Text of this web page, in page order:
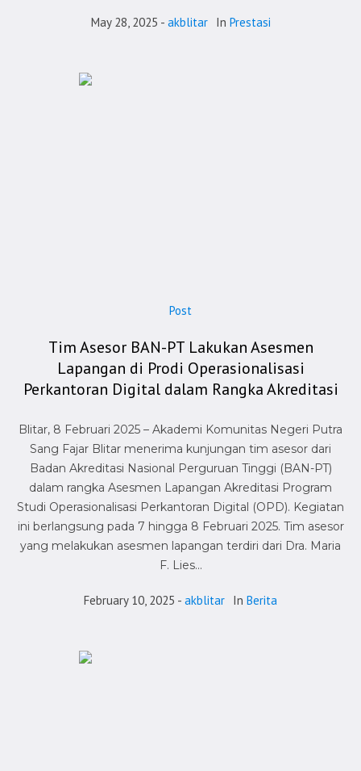
May 28, 2025 akblitar In Prestasi
Post
Tim Asesor BAN-PT Lakukan Asesmen
Lapangan di Prodi Operasionalisasi
Perkantoran Digital dalam Rangka Akreditasi
Blitar, 8 Februari 2025 – Akademi Komunitas Negeri Putra
Sang Fajar Blitar menerima kunjungan tim asesor dari
Badan Akreditasi Nasional Perguruan Tinggi (BAN-PT)
dalam rangka Asesmen Lapangan Akreditasi Program
Studi Operasionalisasi Perkantoran Digital (OPD). Kegiatan
ini berlangsung pada 7 hingga 8 Februari 2025. Tim asesor
yang melakukan asesmen lapangan terdiri dari Dra. Maria
F. Lies...
February 10, 2025 akblitar In Berita